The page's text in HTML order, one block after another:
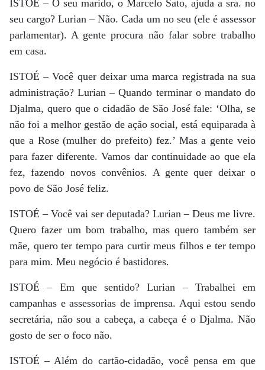
ISTOÉ – O seu marido, o Marcelo Sato, ajuda a sra. no
seu cargo? Lurian – Não. Cada um no seu (ele é assessor
parlamentar). A gente procura não falar sobre trabalho
em casa.
ISTOÉ – Você quer deixar uma marca registrada na sua
administração? Lurian – Quando terminar o mandato do
Djalma, quero que o cidadão de São José fale: ‘Olha, se
não foi a melhor gestão de ação social, está equiparada à
que a Rose (mulher do prefeito) fez.’ Mas a gente veio
para fazer diferente. Vamos dar continuidade ao que ela
fez, fazendo novos convênios. A gente quer deixar o
povo de São José feliz.
ISTOÉ – Você vai ser deputada? Lurian – Deus me livre.
Quero fazer um bom trabalho, mas quero também ser
mãe, quero ter tempo para curtir meus filhos e ter tempo
para mim. Meu negócio é bastidores.
ISTOÉ – Em que sentido? Lurian – Trabalhei em
campanhas e assessorias de imprensa. Aqui estou sendo
secretária, não sou a cabeça, a cabeça é o Djalma. Não
gosto de ser o foco não.
ISTOÉ – Além do cartão-cidadão, você pensa em que